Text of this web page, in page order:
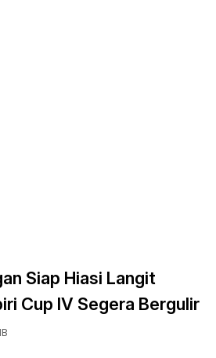
Siap Hiasi Langit
Cup IV Segera Bergulir